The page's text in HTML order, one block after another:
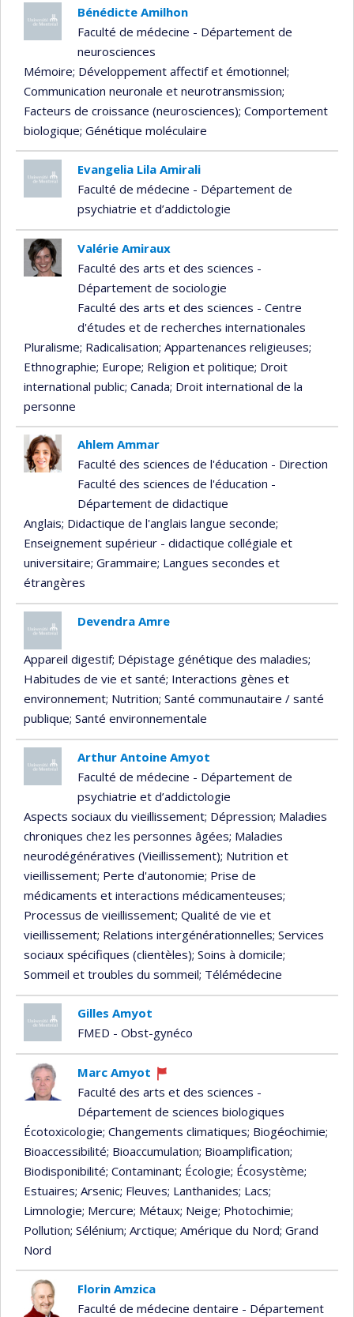
Bénédicte Amilhon
Faculté de médecine - Département de
neurosciences
Mémoire; Développement affectif et émotionnel;
Communication neuronale et neurotransmission;
Facteurs de croissance (neurosciences); Comportement
biologique; Génétique moléculaire
Evangelia Lila Amirali
Faculté de médecine - Département de
psychiatrie et d’addictologie
Valérie Amiraux
Faculté des arts et des sciences -
Département de sociologie
Faculté des arts et des sciences - Centre
d'études et de recherches internationales
Pluralisme; Radicalisation; Appartenances religieuses;
Ethnographie; Europe; Religion et politique; Droit
international public; Canada; Droit international de la
personne
Ahlem Ammar
Faculté des sciences de l'éducation - Direction
Faculté des sciences de l'éducation -
Département de didactique
Anglais; Didactique de l'anglais langue seconde;
Enseignement supérieur - didactique collégiale et
universitaire; Grammaire; Langues secondes et
étrangères
Devendra Amre
Appareil digestif; Dépistage génétique des maladies;
Habitudes de vie et santé; Interactions gènes et
environnement; Nutrition; Santé communautaire / santé
publique; Santé environnementale
Arthur Antoine Amyot
Faculté de médecine - Département de
psychiatrie et d’addictologie
Aspects sociaux du vieillissement; Dépression; Maladies
chroniques chez les personnes âgées; Maladies
neurodégénératives (Vieillissement); Nutrition et
vieillissement; Perte d'autonomie; Prise de
médicaments et interactions médicamenteuses;
Processus de vieillissement; Qualité de vie et
vieillissement; Relations intergénérationnelles; Services
sociaux spécifiques (clientèles); Soins à domicile;
Sommeil et troubles du sommeil; Télémédecine
Gilles Amyot
FMED - Obst-gynéco
Marc Amyot
Ce
professeur
recrute
Faculté des arts et des sciences -
Département de sciences biologiques
Écotoxicologie; Changements climatiques; Biogéochimie;
Bioaccessibilité; Bioaccumulation; Bioamplification;
Biodisponibilité; Contaminant; Écologie; Écosystème;
Estuaires; Arsenic; Fleuves; Lanthanides; Lacs;
Limnologie; Mercure; Métaux; Neige; Photochimie;
Pollution; Sélénium; Arctique; Amérique du Nord; Grand
Nord
Florin Amzica
Faculté de médecine dentaire - Département